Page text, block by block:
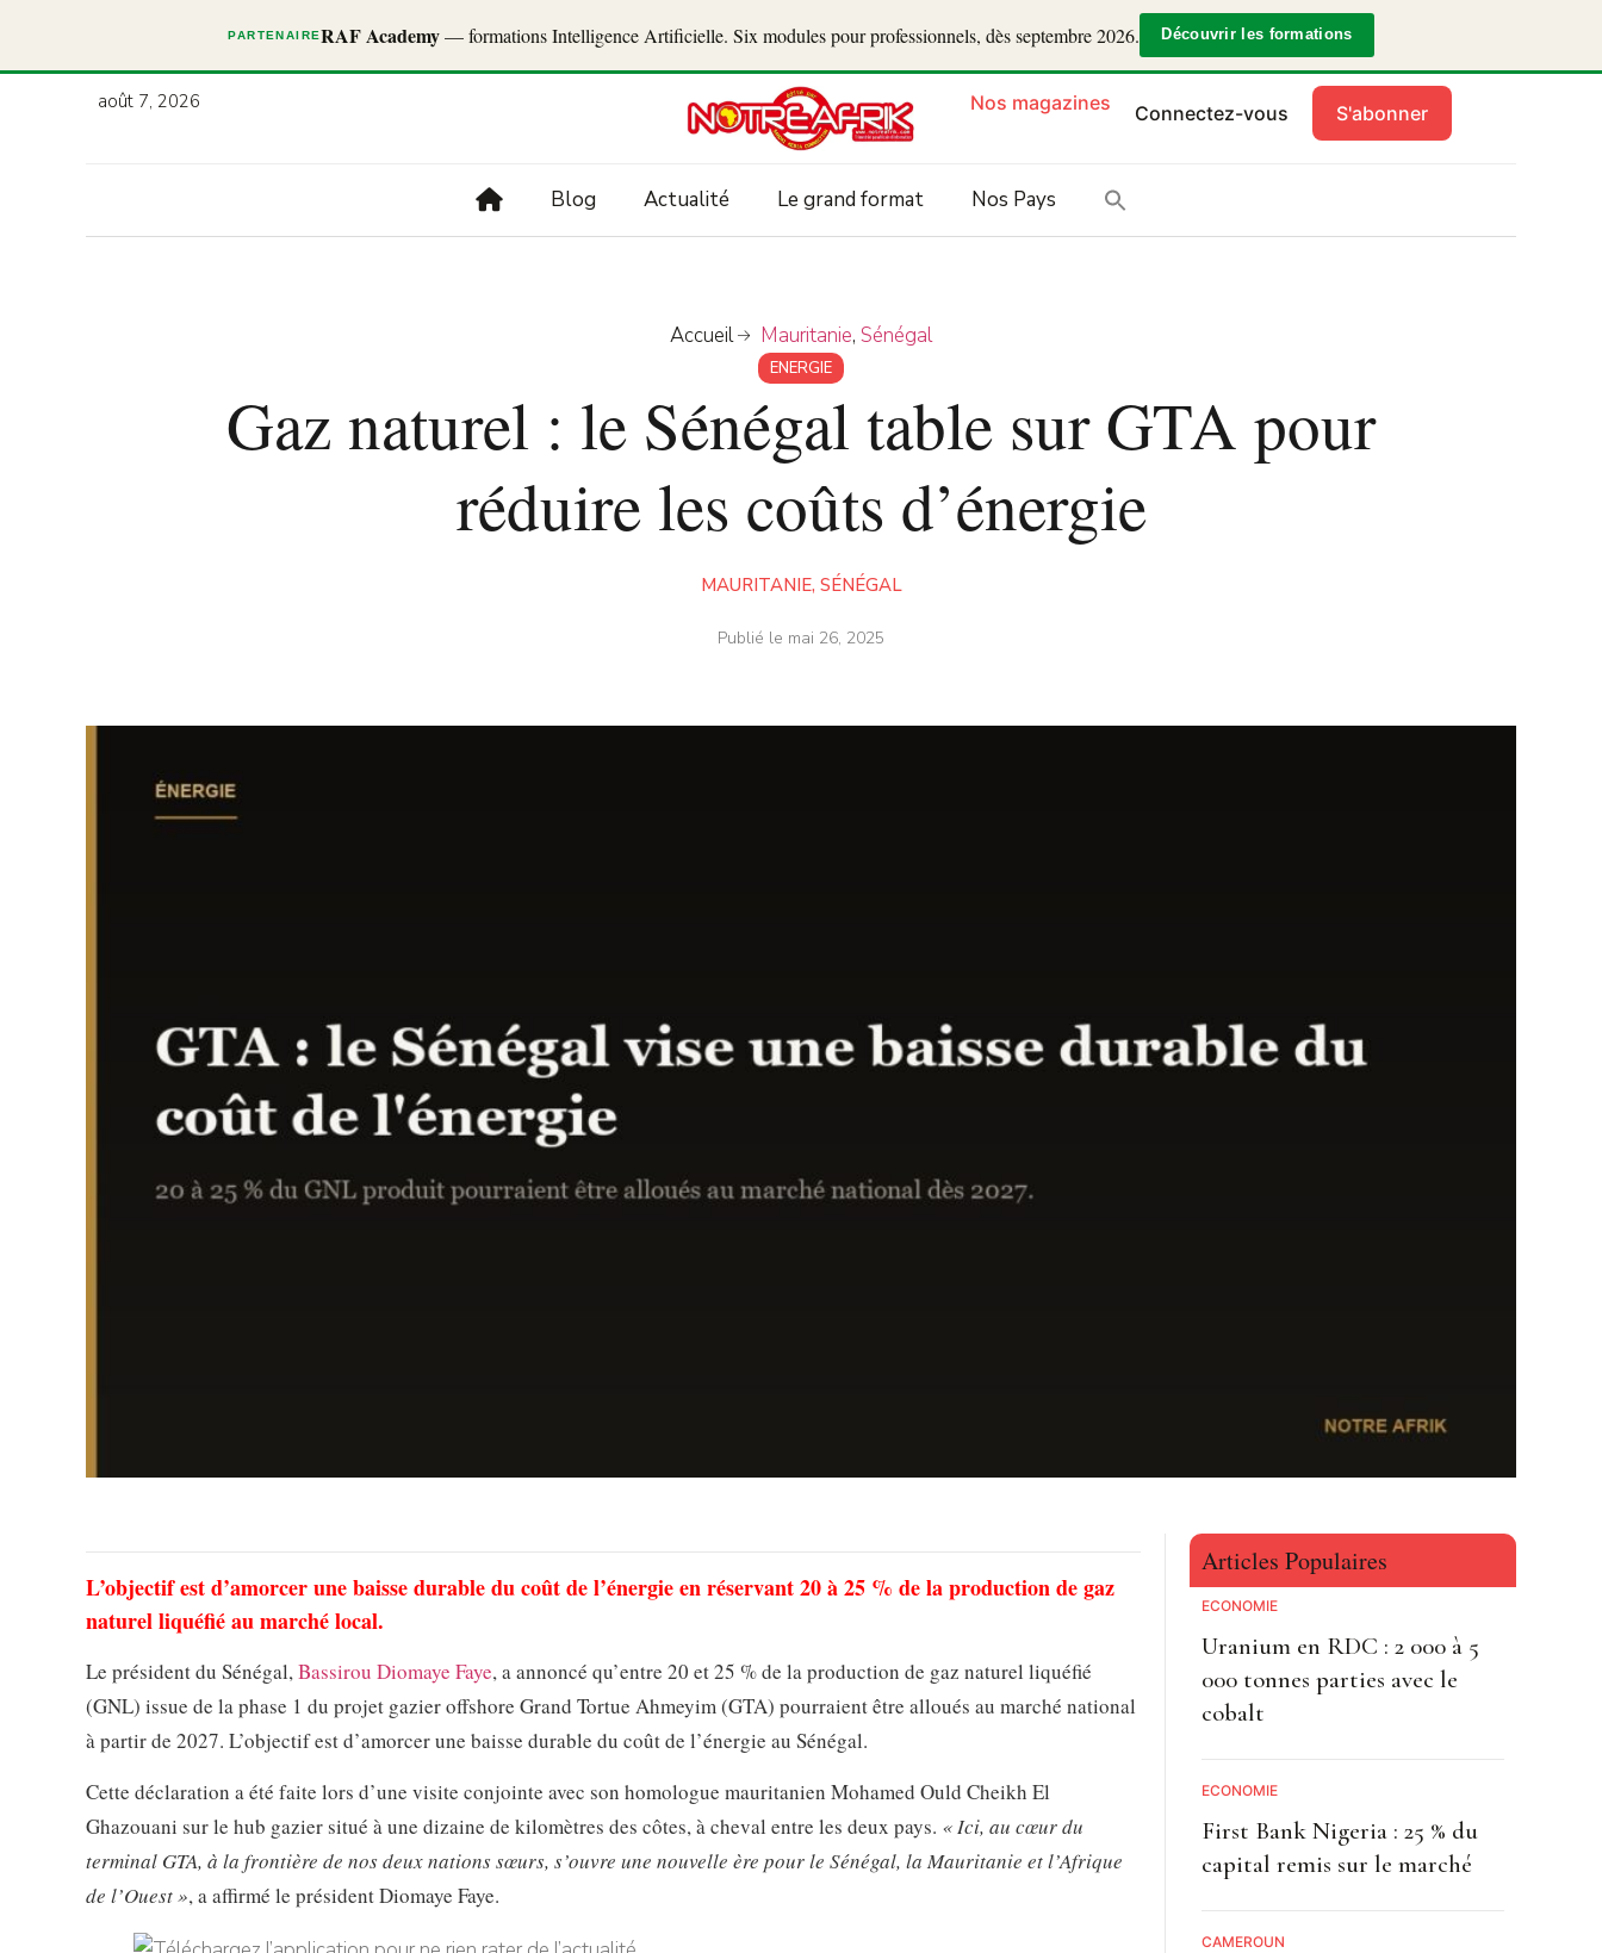
PARTENAIRERAF Academy— formations Intelligence Artificielle. Six modules pour professionnels, dès septembre 2026. Découvrir les formations
août 7, 2026 Nos magazines Connectez-vous S'abonner
Blog Actualité Le grand format Nos Pays
Accueil Mauritanie, Sénégal
ENERGIE
Gaz naturel : le Sénégal table sur GTA pour
réduire les coûts d’énergie
MAURITANIE, SÉNÉGAL
Publié le mai 26, 2025
L’objectif est d’amorcer une baisse durable du coût de l’énergie en réservant 20 à 25 % de la production de gaz
naturel liquéfié au marché local.
Le président du Sénégal,Bassirou Diomaye Faye, a annoncé qu’entre 20 et 25 % de la production de gaz naturel liquéfié
(GNL) issue de la phase 1 du projet gazier offshore Grand Tortue Ahmeyim (GTA) pourraient être alloués au marché national
à partir de 2027. L’objectif est d’amorcer une baisse durable du coût de l’énergie au Sénégal.
Cette déclaration a été faite lors d’une visite conjointe avec son homologue mauritanien Mohamed Ould Cheikh El
Ghazouani sur le hub gazier situé à une dizaine de kilomètres des côtes, à cheval entre les deux pays. « Ici, au cœur du
terminal GTA, à la frontière de nos deux nations sœurs, s’ouvre une nouvelle ère pour le Sénégal, la Mauritanie et l’Afrique
de l’Ouest », a affirmé le président Diomaye Faye.
Articles Populaires
ECONOMIE
Uranium en RDC : 2 000 à 5
000 tonnes parties avec le
cobalt
ECONOMIE
First Bank Nigeria : 25 % du
capital remis sur le marché
CAMEROUN